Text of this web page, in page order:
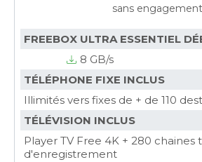
sans engagement
FREEBOX ULTRA ESSENTIEL
8 GB/s
TÉLÉPHONE FIXE INCLUS
Illimités vers fixes de + de 110
TÉLÉVISION INCLUS
Player TV Free 4K + 280 chaines
d'enregistrement